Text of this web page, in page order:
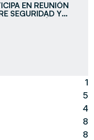
EN REUNIÓN
SEGURIDAD Y
LA AVIACIÓN
1
5
4
8
8